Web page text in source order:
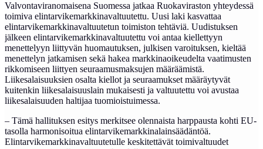
Valvontaviranomaisena Suomessa jatkaa Ruokaviraston yhteydessä
toimiva elintarvikemarkkinavaltuutettu. Uusi laki kasvattaa
elintarvikemarkkinavaltuutetun toimiston tehtäviä. Uudistuksen
jälkeen elintarvikemarkkinavaltuutettu voi antaa kiellettyyn
menettelyyn liittyvän huomautuksen, julkisen varoituksen, kieltää
menettelyn jatkamisen sekä hakea markkinaoikeudelta vaatimusten
rikkomiseen liittyen seuraamusmaksujen määräämistä.
Liikesalaisuuksien osalta kiellot ja seuraamukset määräytyvät
kuitenkin liikesalaisuuslain mukaisesti ja valtuutettu voi avustaa
liikesalaisuuden haltijaa tuomioistuimessa.
– Tämä hallituksen esitys merkitsee olennaista harppausta kohti EU-
tasolla harmonisoitua elintarvikemarkkinalainsäädäntöä.
Elintarvikemarkkinavaltuutetulle keskitettävät toimivaltuudet